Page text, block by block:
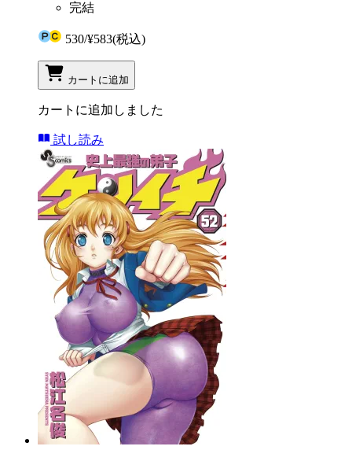
完結
530/¥583(税込)
カートに追加
カートに追加しました
試し読み